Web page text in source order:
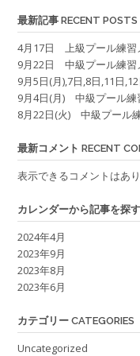
最新記事 RECENT POSTS
4月17日 上級プール練習
9月22日 中級プール練習
9月5日(月),7日,8日,11日
9月4日(月) 中級プール練
8月22日(火) 中級プール
最新コメント RECENT
表示できるコメントはあり
カレンダーから記事を探
2024年4月
2023年9月
2023年8月
2023年6月
カテゴリー CATEGORIES
Uncategorized